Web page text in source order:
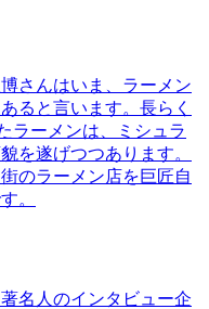
さんはいま、ラーメン
ると言います。長らく
ラーメンは、ミシュラ
を遂げつつあります。
のラーメン店を巨匠自
。
名人のインタビュー企